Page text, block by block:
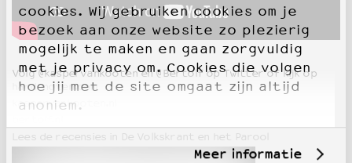
cookies. Wij gebruiken cookies om je
bezoek aan onze website zo plezierig
mogelijk te maken en gaan zorgvuldig
met je privacy om. Cookies die volgen
hoe jij met de site omgaat zijn altijd
anoniem.
Meer informatie
Volg @kaspervankooten en @Bertolf op Twitter of kijk op
hardenoten.com
kaspervankooten.nl
Lees de recensies in De Volkskrant en het Parool